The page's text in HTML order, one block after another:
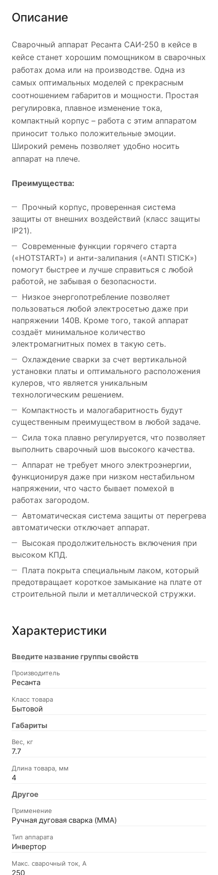
Описание
Сварочный аппарат Ресанта САИ-250 в кейсе в
кейсе станет хорошим помощником в сварочных
работах дома или на производстве. Одна из
самых оптимальных моделей с прекрасным
соотношением габаритов и мощности. Простая
регулировка, плавное изменение тока,
компактный корпус – работа с этим аппаратом
приносит только положительные эмоции.
Широкий ремень позволяет удобно носить
аппарат на плече.
Преимущества:
Прочный корпус, проверенная система
защиты от внешних воздействий (класс защиты
IP21).
Современные функции горячего старта
(«HOTSTART») и анти-залипания («ANTI STICK»)
помогут быстрее и лучше справиться с любой
работой, не забывая о безопасности.
Низкое энергопотребление позволяет
пользоваться любой электросетью даже при
напряжении 140В. Кроме того, такой аппарат
создаёт минимальное количество
электромагнитных помех в такую сеть.
Охлаждение сварки за счет вертикальной
установки платы и оптимального расположения
кулеров, что является уникальным
технологическим решением.
Компактность и малогабаритность будут
существенным преимуществом в любой задаче.
Сила тока плавно регулируется, что позволяет
выполнить сварочный шов высокого качества.
Аппарат не требует много электроэнергии,
функционируя даже при низком нестабильном
напряжении, что часто бывает помехой в
работах загородом.
Автоматическая система защиты от перегрева
автоматически отключает аппарат.
Высокая продолжительность включения при
высоком КПД.
Плата покрыта специальным лаком, который
предотвращает короткое замыкание на плате от
строительной пыли и металлической стружки.
Характеристики
Введите название группы свойств
Производитель
Ресанта
Класс товара
Бытовой
Габариты
Вес, кг
7.7
Длина товара, мм
4
Другое
Применение
Ручная дуговая сварка (MMA)
Тип аппарата
Инвертор
Макс. сварочный ток, А
250